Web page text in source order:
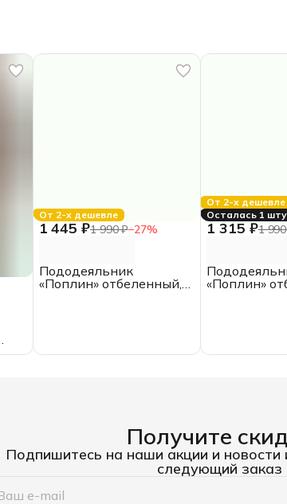
От 2-х дешевле
1 445 ₽1 990 ₽−27%
Пододеяльник
«Поплин» отбеленный,
От 2-х дешевле
Осталась 1
1 315 ₽1
«Поплин»
Получите
Подпишитесь на наши акции и новости
следующий заказ